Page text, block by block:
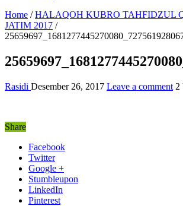
Home / HALAQOH KUBRO TAHFIDZUL
JATIM 2017 /
Rasidi Desember 26, 2017 Leave a comment 2
Share
Facebook
Twitter
Google +
Stumbleupon
LinkedIn
Pinterest